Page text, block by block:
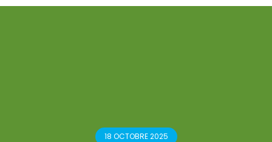
18 OCTOBRE 2025